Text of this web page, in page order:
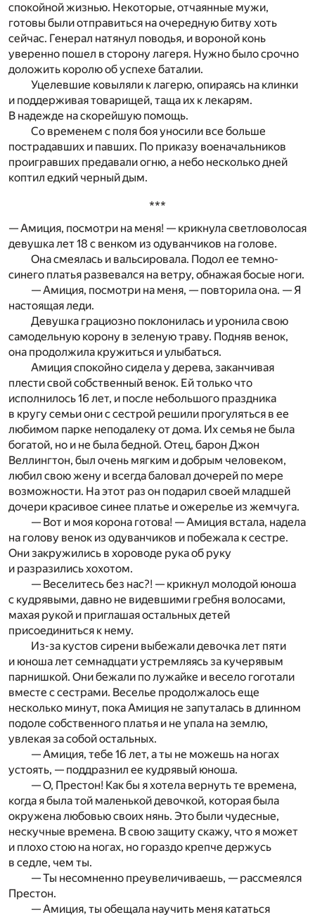
спокойной жизнью. Некоторые, отчаянные мужи,
готовы были отправиться на очередную битву хоть
сейчас. Генерал натянул поводья, и вороной конь
уверенно пошел в сторону лагеря. Нужно было срочно
доложить королю об успехе баталии.
Уцелевшие ковыляли к лагерю, опираясь на клинки
и поддерживая товарищей, таща их к лекарям.
В надежде на скорейшую помощь.
Со временем с поля боя уносили все больше
пострадавших и павших. По приказу военачальников
проигравших предавали огню, а небо несколько дней
коптил едкий черный дым.
***
— Амиция, посмотри на меня! — крикнула светловолосая
девушка лет 18 с венком из одуванчиков на голове.
Она смеялась и вальсировала. Подол ее темно-
синего платья развевался на ветру, обнажая босые ноги.
— Амиция, посмотри на меня, — повторила она. — Я
настоящая леди.
Девушка грациозно поклонилась и уронила свою
самодельную корону в зеленую траву. Подняв венок,
она продолжила кружиться и улыбаться.
Амиция спокойно сидела у дерева, заканчивая
плести свой собственный венок. Ей только что
исполнилось 16 лет, и после небольшого праздника
в кругу семьи они с сестрой решили прогуляться в ее
любимом парке неподалеку от дома. Их семья не была
богатой, но и не была бедной. Отец, барон Джон
Веллингтон, был очень мягким и добрым человеком,
любил свою жену и всегда баловал дочерей по мере
возможности. На этот раз он подарил своей младшей
дочери красивое синее платье и ожерелье из жемчуга.
— Вот и моя корона готова! — Амиция встала, надела
на голову венок из одуванчиков и побежала к сестре.
Они закружились в хороводе рука об руку
и разразились хохотом.
— Веселитесь без нас?! — крикнул молодой юноша
с кудрявыми, давно не видевшими гребня волосами,
махая рукой и приглашая остальных детей
присоединиться к нему.
Из-за кустов сирени выбежали девочка лет пяти
и юноша лет семнадцати устремляясь за кучерявым
парнишкой. Они бежали по лужайке и весело гоготали
вместе с сестрами. Веселье продолжалось еще
несколько минут, пока Амиция не запуталась в длинном
подоле собственного платья и не упала на землю,
увлекая за собой остальных.
— Амиция, тебе 16 лет, а ты не можешь на ногах
устоять, — поддразнил ее кудрявый юноша.
— О, Престон! Как бы я хотела вернуть те времена,
когда я была той маленькой девочкой, которая была
окружена любовью своих нянь. Это были чудесные,
нескучные времена. В свою защиту скажу, что я может
и плохо стою на ногах, но гораздо крепче держусь
в седле, чем ты.
— Ты несомненно преувеличиваешь, — рассмеялся
Престон.
— Амиция, ты обещала научить меня кататься